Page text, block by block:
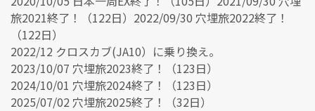
旅2021終了！（122日）2022/09/30 穴埋旅2022終了！
（122日）
2022/12 クロスカブ(JA10）に乗り換え。
2023/10/07 穴埋旅2023終了！（123日）
2024/10/01 穴埋旅2024終了！（123日）
2025/07/02 穴埋旅2025終了！（32日）